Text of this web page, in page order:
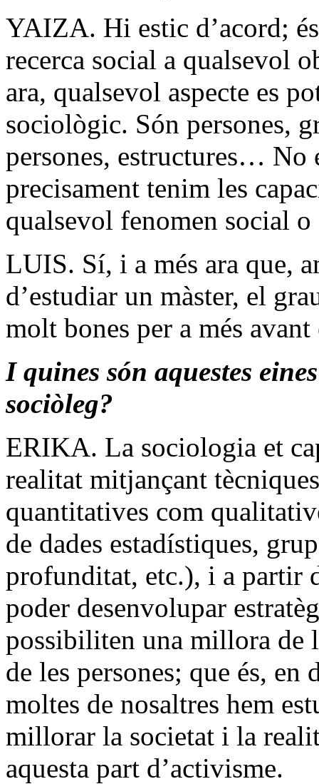
YAIZA. Hi estic d’acord;
recerca social a qualsevol
ara, qualsevol aspecte es
sociològic. Són persones,
persones, estructures…
precisament tenim les
qualsevol fenomen social o
LUIS. Sí, i a més ara que,
d’estudiar un màster, el
molt bones per a més
I quines són aquestes
sociòleg?
ERIKA. La sociologia et
realitat mitjançant
quantitatives com
de dades estadístiques,
profunditat, etc.), i a partir
poder desenvolupar
possibiliten una millora de
de les persones; que és,
moltes de nosaltres hem
millorar la societat i la
aquesta part d’activisme.